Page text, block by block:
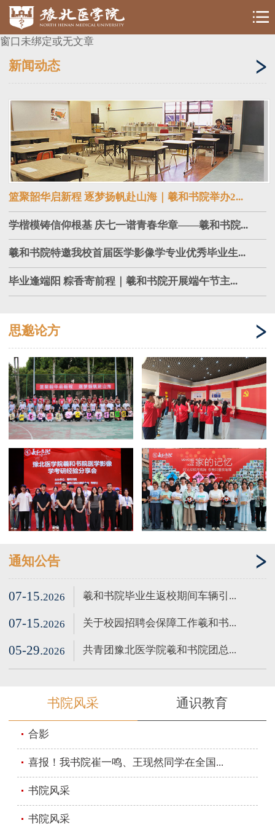
窗口未绑定或无文章
新闻动态
篮聚韶华启新程 逐梦扬帆赴山海｜羲和书院举办2...
学楷模铸信仰根基 庆七一谱青春华章——羲和书院...
羲和书院特邀我校首届医学影像学专业优秀毕业生...
毕业逢端阳 粽香寄前程｜羲和书院开展端午节主...
思邈论方
通知公告
07-15.2026 羲和书院毕业生返校期间车辆引...
07-15.2026 关于校园招聘会保障工作羲和书...
05-29.2026 共青团豫北医学院羲和书院团总...
书院风采 通识教育
合影
喜报！我书院崔一鸣、王现然同学在全国...
书院风采
书院风采